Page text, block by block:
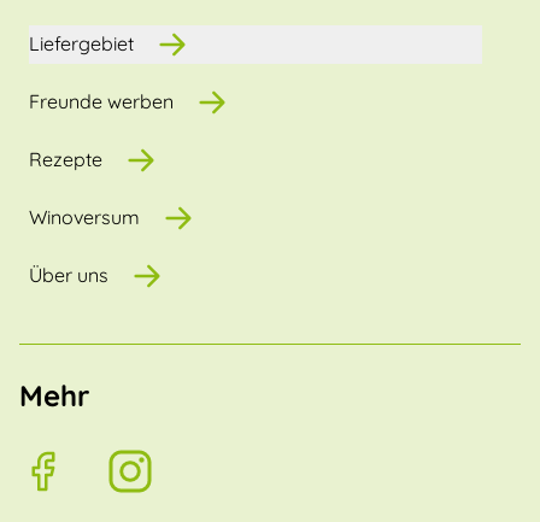
Liefergebiet
Freunde werben
Rezepte
Winoversum
Über uns
Mehr